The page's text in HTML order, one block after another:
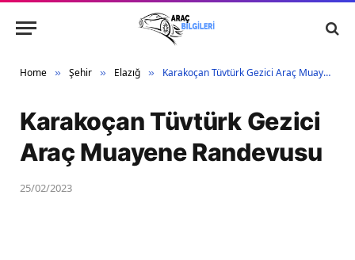
Home » Şehir » Elazığ » Karakoçan Tüvtürk Gezici Araç Muayene Randevusu
Karakoçan Tüvtürk Gezici
Araç Muayene Randevusu
25/02/2023